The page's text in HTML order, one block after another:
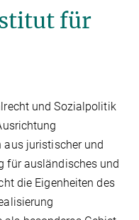
für
und Sozialpolitik
juristischer und
für ausländisches und
die Eigenheiten des